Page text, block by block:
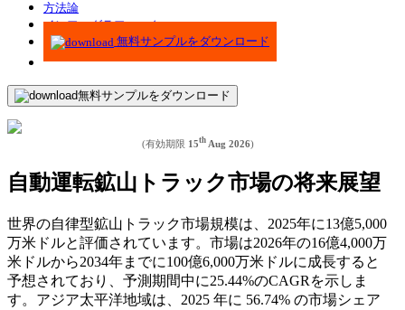
方法論
インフォグラフィック
無料サンプルをダウンロード
無料サンプルをダウンロード
(有効期限 15th Aug 2026)
自動運転鉱山トラック市場の将来展望
世界の自律型鉱山トラック市場規模は、2025年に13億5,000
万米ドルと評価されています。市場は2026年の16億4,000万
米ドルから2034年までに100億6,000万米ドルに成長すると
予想されており、予測期間中に25.44%のCAGRを示しま
す。アジア太平洋地域は、2025 年に 56.74% の市場シェア